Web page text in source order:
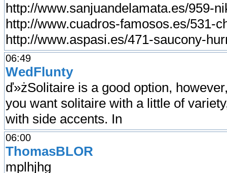
http://www.sanjuandelamata.es/959-
http://www.cuadros-famosos.es/531-
http://www.aspasi.es/471-saucony-
06:49
WedFlunty
ď»żSolitaire is a good option,
you want solitaire with a little of
with side accents. In
06:00
ThomasBLOR
mplhjhg